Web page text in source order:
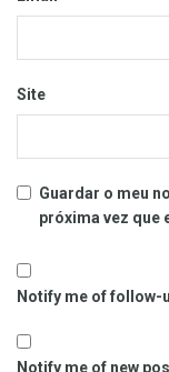
Site
Guardar o meu
próxima vez que
Notify me of follow-
Notify me of new